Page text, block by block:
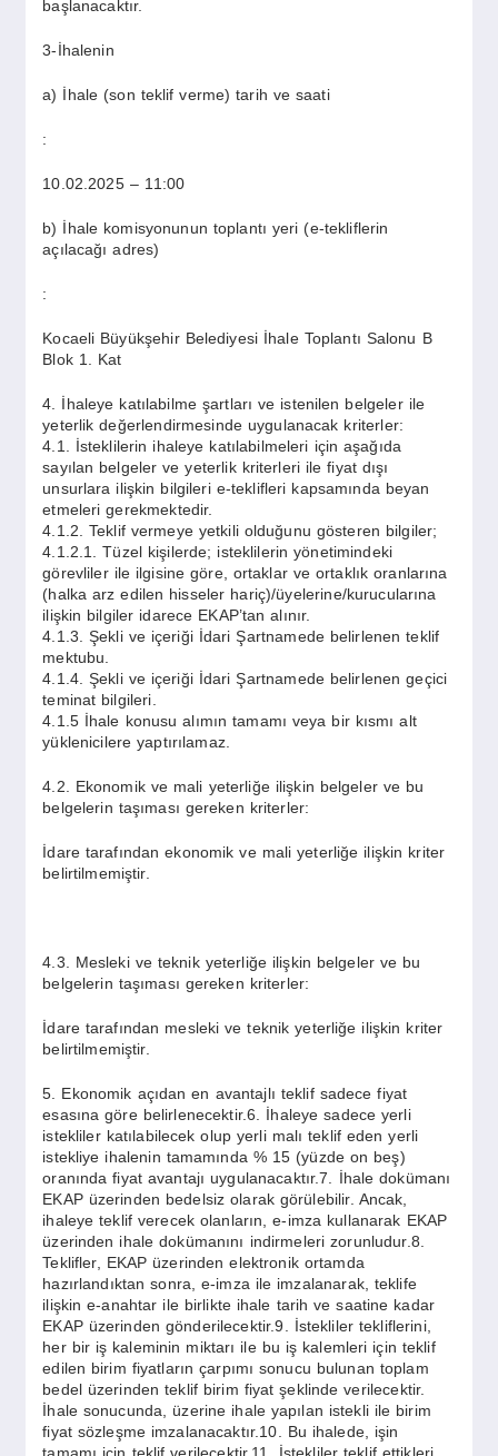
başlanacaktır.
3-İhalenin
a) İhale (son teklif verme) tarih ve saati
:
10.02.2025 – 11:00
b) İhale komisyonunun toplantı yeri (e-tekliflerin
açılacağı adres)
:
Kocaeli Büyükşehir Belediyesi İhale Toplantı Salonu B
Blok 1. Kat
4. İhaleye katılabilme şartları ve istenilen belgeler ile
yeterlik değerlendirmesinde uygulanacak kriterler:
4.1. İsteklilerin ihaleye katılabilmeleri için aşağıda
sayılan belgeler ve yeterlik kriterleri ile fiyat dışı
unsurlara ilişkin bilgileri e-teklifleri kapsamında beyan
etmeleri gerekmektedir.
4.1.2. Teklif vermeye yetkili olduğunu gösteren bilgiler;
4.1.2.1. Tüzel kişilerde; isteklilerin yönetimindeki
görevliler ile ilgisine göre, ortaklar ve ortaklık oranlarına
(halka arz edilen hisseler hariç)/üyelerine/kurucularına
ilişkin bilgiler idarece EKAP’tan alınır.
4.1.3. Şekli ve içeriği İdari Şartnamede belirlenen teklif
mektubu.
4.1.4. Şekli ve içeriği İdari Şartnamede belirlenen geçici
teminat bilgileri.
4.1.5 İhale konusu alımın tamamı veya bir kısmı alt
yüklenicilere yaptırılamaz.
4.2. Ekonomik ve mali yeterliğe ilişkin belgeler ve bu
belgelerin taşıması gereken kriterler:
İdare tarafından ekonomik ve mali yeterliğe ilişkin kriter
belirtilmemiştir.
4.3. Mesleki ve teknik yeterliğe ilişkin belgeler ve bu
belgelerin taşıması gereken kriterler:
İdare tarafından mesleki ve teknik yeterliğe ilişkin kriter
belirtilmemiştir.
5. Ekonomik açıdan en avantajlı teklif sadece fiyat
esasına göre belirlenecektir.6. İhaleye sadece yerli
istekliler katılabilecek olup yerli malı teklif eden yerli
istekliye ihalenin tamamında % 15 (yüzde on beş)
oranında fiyat avantajı uygulanacaktır.7. İhale dokümanı
EKAP üzerinden bedelsiz olarak görülebilir. Ancak,
ihaleye teklif verecek olanların, e-imza kullanarak EKAP
üzerinden ihale dokümanını indirmeleri zorunludur.8.
Teklifler, EKAP üzerinden elektronik ortamda
hazırlandıktan sonra, e-imza ile imzalanarak, teklife
ilişkin e-anahtar ile birlikte ihale tarih ve saatine kadar
EKAP üzerinden gönderilecektir.9. İstekliler tekliflerini,
her bir iş kaleminin miktarı ile bu iş kalemleri için teklif
edilen birim fiyatların çarpımı sonucu bulunan toplam
bedel üzerinden teklif birim fiyat şeklinde verilecektir.
İhale sonucunda, üzerine ihale yapılan istekli ile birim
fiyat sözleşme imzalanacaktır.10. Bu ihalede, işin